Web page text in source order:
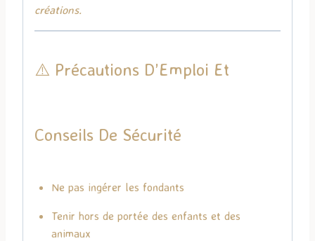
créations.
⚠️ Précautions D’Emploi Et
Conseils De Sécurité
Ne pas ingérer les fondants
Tenir hors de portée des enfants et des
animaux